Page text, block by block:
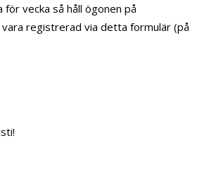
vecka så håll ögonen på
registrerad via detta formulär (på